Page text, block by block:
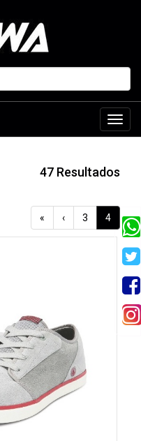
47 Resultados
« ‹ 3 4